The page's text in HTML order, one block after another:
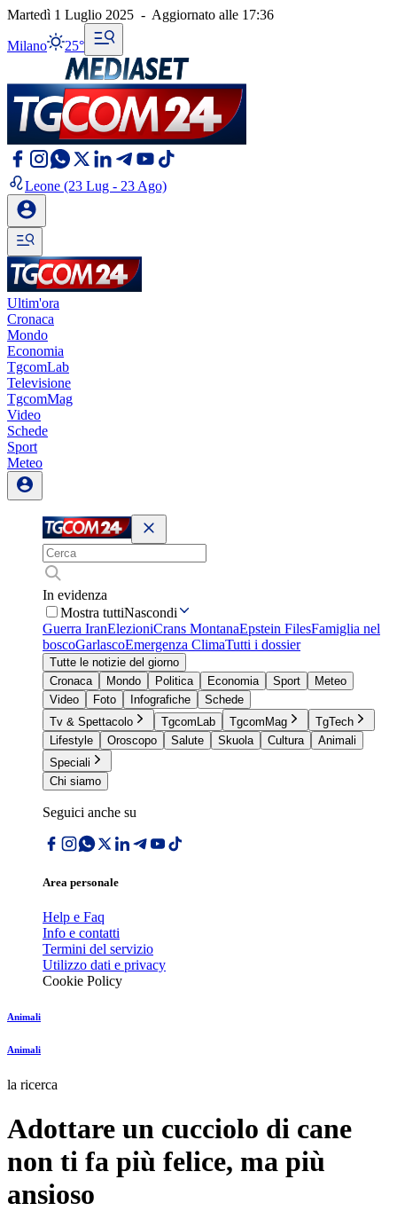
Martedì 1 Luglio 2025 - Aggiornato alle 17:36
Milano 25°
Leone (23 Lug - 23 Ago)
Ultim'ora
Cronaca
Mondo
Economia
TgcomLab
Televisione
TgcomMag
Video
Schede
Sport
Meteo
In evidenza
Mostra tuttiNascondi
Guerra IranElezioniCrans MontanaEpstein FilesFamiglia nel
boscoGarlascoEmergenza ClimaTutti i dossier
Tutte le notizie del giorno
Cronaca
Mondo Politica Economia Sport
Meteo
Video
Foto Infografiche
Schede
Tv & Spettacolo
TgcomLab TgcomMag
TgTech
Lifestyle
Oroscopo Salute Skuola Cultura
Animali
Speciali
Chi siamo
Seguici anche su
Area personale
Help e Faq
Info e contatti
Termini del servizio
Utilizzo dati e privacy
Cookie Policy
Animali
Animali
la ricerca
Adottare un cucciolo di cane
non ti fa più felice, ma più
ansioso